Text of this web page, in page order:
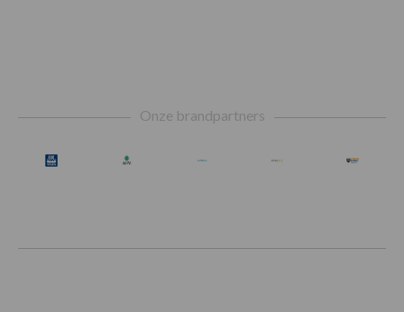
Onze brandpartners